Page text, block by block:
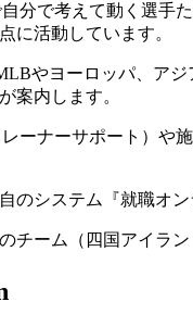
分で考えて動く選手
に活動しています。
やヨーロッパ、アジ
案内します。
ーナーサポート）や
のシステム『就職オ
チーム（四国アイラ